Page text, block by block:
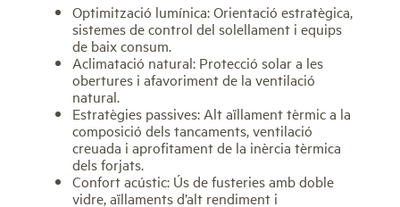
Optimització lumínica: Orientació estratègica,
sistemes de control del solellament i equips
de baix consum.
Aclimatació natural: Protecció solar a les
obertures i afavoriment de la ventilació
natural.
Estratègies passives: Alt aïllament tèrmic a la
composició dels tancaments, ventilació
creuada i aprofitament de la inèrcia tèrmica
dels forjats.
Confort acústic: Ús de fusteries amb doble
vidre, aïllaments d’alt rendiment i